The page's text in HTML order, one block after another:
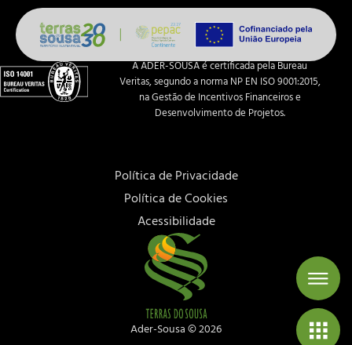
A ADER-SOUSA é certificada pela Bureau
Veritas, segundo a norma NP EN ISO 9001:2015,
na Gestão de Incentivos Financeiros e
Desenvolvimento de Projetos.
Política de Privacidade
Política de Cookies
Acessibilidade
Ader-Sousa ©2026